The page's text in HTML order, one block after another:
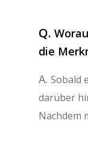
Q.
die
A. Sobald
darüber
Nachdem